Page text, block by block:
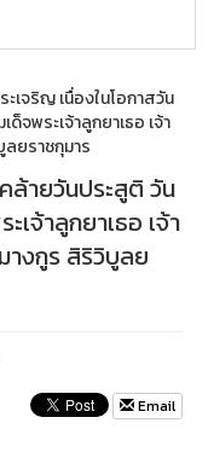
เจริญ เนื่องในโอกาสวัน
พระเจ้าลูกยาเธอ เจ้า
ยราชกุมาร
ล้ายวันประสูติ วัน
จ้าลูกยาเธอ เจ้า
างกูร สิริวิบูลย
Email